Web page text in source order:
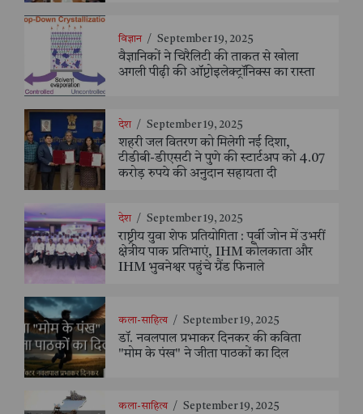
विज्ञान / September 19, 2025
वैज्ञानिकों ने चिरैलिटी की ताकत से खोला
अगली पीढ़ी की ऑप्टोइलेक्ट्रॉनिक्स का रास्ता
देश / September 19, 2025
शहरी जल वितरण को मिलेगी नई दिशा,
टीडीबी-डीएसटी ने पुणे की स्टार्टअप को 4.07
करोड़ रुपये की अनुदान सहायता दी
देश / September 19, 2025
राष्ट्रीय युवा शेफ प्रतियोगिता : पूर्वी जोन में उभरीं
क्षेत्रीय पाक प्रतिभाएं, IHM कोलकाता और
IHM भुवनेश्वर पहुंचे ग्रैंड फिनाले
कला-साहित्य / September 19, 2025
डॉ. नवलपाल प्रभाकर दिनकर की कविता
"मोम के पंख" ने जीता पाठकों का दिल
कला-साहित्य / September 19, 2025